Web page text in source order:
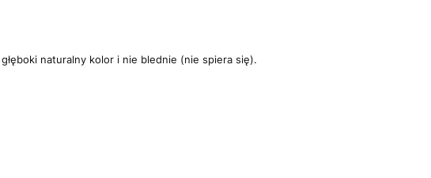
naturalny kolor i nie blednie (nie spiera się).